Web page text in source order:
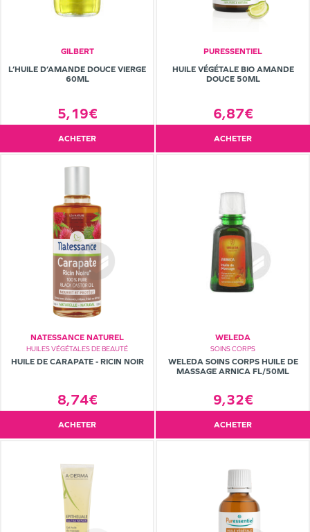
GILBERT
L’HUILE D’AMANDE DOUCE VIERGE
60ML
5,19€
ACHETER
PURESSENTIEL
HUILE VÉGÉTALE BIO AMANDE
DOUCE 50ML
6,87€
ACHETER
NATESSANCE NATUREL
HUILES VÉGÉTALES DE BEAUTÉ
HUILE DE CARAPATE - RICIN NOIR
8,74€
ACHETER
WELEDA
SOINS CORPS
WELEDA SOINS CORPS HUILE DE
MASSAGE ARNICA FL/50ML
9,32€
ACHETER